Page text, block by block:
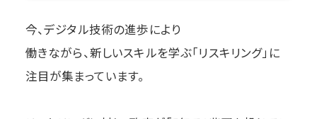
今、デジタル技術の進歩により
働きながら、新しいスキルを学ぶ「リスキリング」に
注目が集まっています。